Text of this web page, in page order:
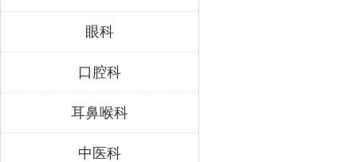
眼科
口腔科
耳鼻喉科
中医科